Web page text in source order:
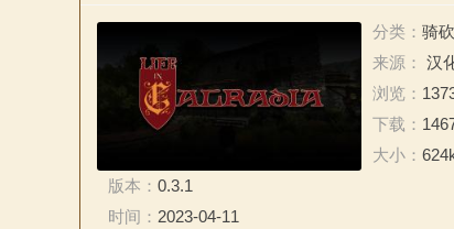
» » » »
分类： 骑
来源： 汉
浏览：
下载：
大小：
版本： 0.3.1
时间： 2023-04-11